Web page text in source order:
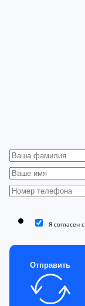
Я согласен с
Отправить